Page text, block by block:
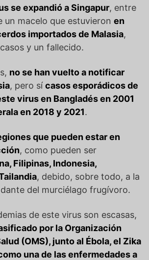
se expandió a Singapur, entre
un macelo que estuvieron en
importados de Malasia,
y un fallecido.
no se han vuelto a notificar
, pero sícasos esporádicos de
virus en Bangladés en 2001
en 2018 y 2021.
que pueden estar en
, como pueden ser
Filipinas, Indonesia,
, debido, sobre todo, a la
del murciélago frugívoro.
de este virus son escasas,
por la Organización
(OMS), junto al Ébola, el Zika
una de las enfermedades a